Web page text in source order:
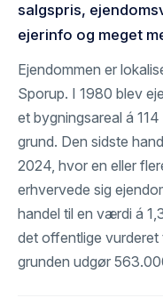
salgspris,
ejerinfo og meget
Ejendommen er
Sporup. I 1980 blev
et bygningsareal á
grund. Den sidste
2024, hvor en eller
erhvervede sig
handel til en værdi á
det offentlige vurderet
grunden udgør